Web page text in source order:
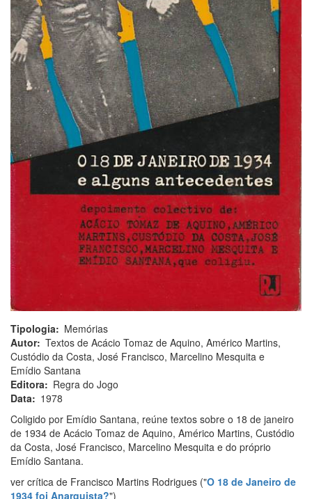
Tipologia
Memórias
Autor Textos de Acácio Tomaz de Aquino, Américo Martins,
Custódio da Costa, José Francisco, Marcelino Mesquita e
Emídio Santana
Editora
Regra do Jogo
Data
1978
Coligido por Emídio Santana, reúne textos sobre o 18 de janeiro
de 1934 de Acácio Tomaz de Aquino, Américo Martins, Custódio
da Costa, José Francisco, Marcelino Mesquita e do próprio
Emídio Santana.
ver crítica de Francisco Martins Rodrigues ("O 18 de Janeiro de
1934 foi Anarquista?")